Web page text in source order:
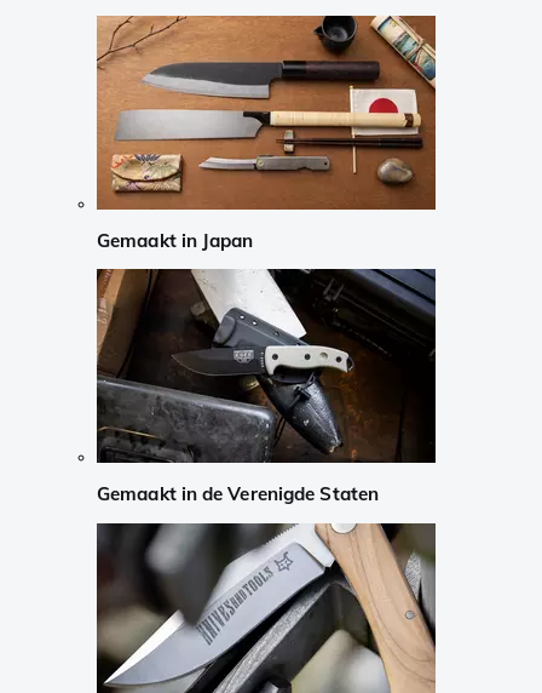
Gemaakt in Japan
Gemaakt in de Verenigde Staten